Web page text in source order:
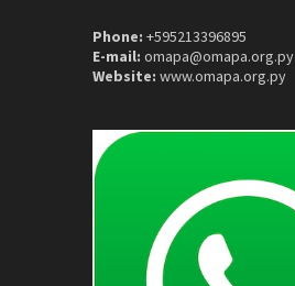
Phone: +595213396895
E-mail: omapa@omapa.org.py
Website: www.omapa.org.py